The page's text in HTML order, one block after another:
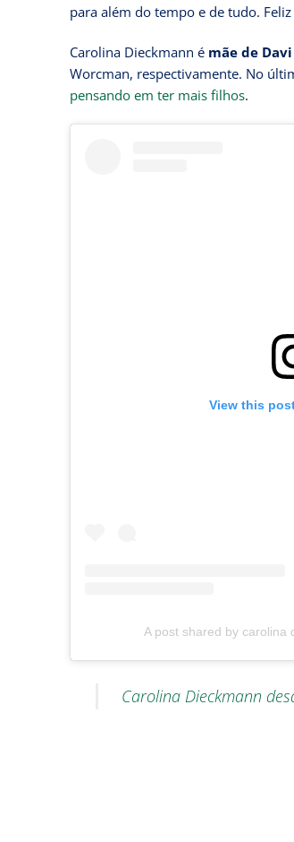
para além do tempo e de tudo.
Carolina Dieckmann é mãe de
Worcman, respectivamente. No
pensando em ter mais filhos.
View this
A post shared by carolina
Carolina Dieckmann